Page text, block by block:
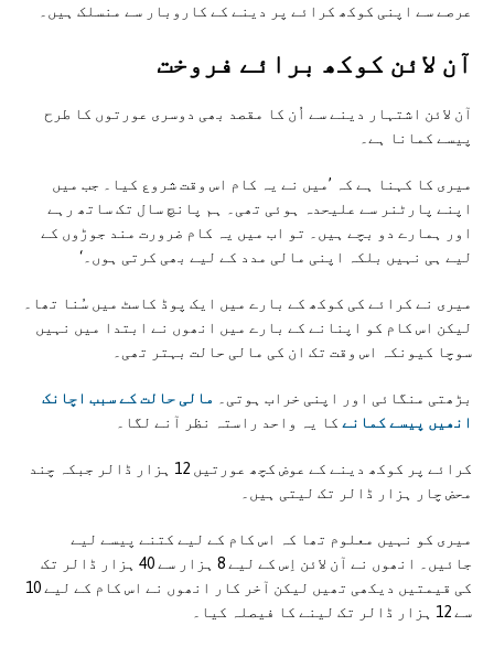
عرصے سے اپنی کوکھ کرائے پر دینے کے کاروبار سے منسلک ہیں۔
آن لائن کوکھ برائے فروخت
آن لائن اشتہار دینے سے اُن کا مقصد بھی دوسری عورتوں کا طرح
پیسے کمانا ہے۔
میری کا کہنا ہے کہ ’میں نے یہ کام اس وقت شروع کیا۔ جب میں
اپنے پارٹنر سے علیحدہ ہوئی تھی۔ ہم پانچ سال تک ساتھ رہے
اور ہمارے دو بچے ہیں۔ تو اب میں یہ کام ضرورت مند جوڑوں کے
لیے ہی نہیں بلکہ اپنی مالی مدد کے لیے بھی کرتی ہوں۔‘
میری نے کرائے کی کوکھ کے بارے میں ایک پوڈ کاسٹ میں سُنا تھا۔
لیکن اس کام کو اپنانے کے بارے میں انھوں نے ابتدا میں نہیں
سوچا کیونکہ اس وقت تک ان کی مالی حالت بہتر تھی۔
بڑھتی منگائی اور اپنی خراب ہوتی۔
مالی حالت کے سبب اچانک
انھیں پیسے کمانے کا یہ واحد راستہ نظر آنے لگا۔
کرائے پر کوکھ دینے کے عوض کچھ عورتیں 12 ہزار ڈالر جبکہ چند
محض چار ہزار ڈالر تک لیتی ہیں۔
میری کو نہیں معلوم تھا کہ اس کام کے لیے کتنے پیسے لیے
جائیں۔ انھوں نے آن لائن اِس کے لیے 8 ہزار سے 40 ہزار ڈالر تک
کی قیمتیں دیکھی تھیں لیکن آخر کار انھوں نے اس کام کے لیے 10
سے 12 ہزار ڈالر تک لینے کا فیصلہ کیا۔